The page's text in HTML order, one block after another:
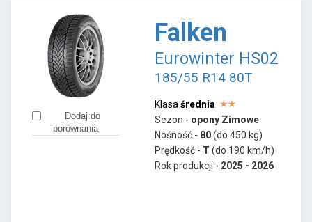
Dodaj do
porównania
Falken
Eurowinter HS02
185/55 R14 80T
Klasa średnia
Sezon - opony Zimowe
Nośność - 80(do 450 kg)
Prędkość - T (do 190 km/h)
Rok produkcji - 2025 - 2026